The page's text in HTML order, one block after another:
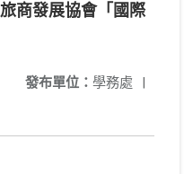
商發展協會「國際
發布單位： 學務處 |